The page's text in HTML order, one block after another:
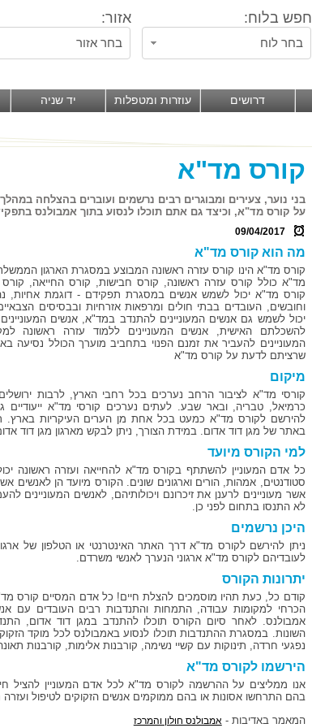
חפש בלוח: אזור:
בחר לוח בחר אזור
דרושים עוזרות ומטפלות יד שניה
קורס מד"א
בני נוער, צעירים ומבוגרים רבים נרשמים ועוברים בהצלחה
על קורס מד"א, וכיצד גם אתם תוכלו לנסוע בתוך אמבולנס
09/04/2017
מה הוא קורס מד"א
קורס מד"א הינו קורס עזרה ראשונה המבוצע במסגרת הארגון
מד"א כולל קורס עזרה ראשונה, קורס חבישות, קורס החייאה, קורס
קורס מד"א יכול לשמש אנשים במסגרת תפקידם - דוגמת אחיות,
וחובשים, העובדים בבתי חולים ומרפאות אזרחיות ובבסיסים
יכול לשמש גם אנשים המעוניינים להתנדב במד"א, אנשים
להשכלתם האישית, אנשים המעוניינים ללמוד עזרה ראשונה
המעוניינים להעביר את זמנם הפנוי בתחביב מוערך הכולל נסיעה
שרציתם לדעת על קורס מד"א
מיקום
קורסי מד"א לציבור הרחב נערכים בכל רחבי הארץ, לרבות
כרמיאל, טבריה, ובאר שבע. לעתים נערכים קורסי מד"א ייעודיים
להירשם לקורס מד"א כמעט בכל אחת מן הערים העיקריות בארץ.
באתר של מגן דוד אדום. במידת הצורך, ניתן לבקש מארגון מגן דוד
למי הקורס מיועד
כל אדם המעוניין להשתתף בקורס מד"א להחייאה ועזרה ראשונה
סטודנטים, אמהות, הורים וארגונים שונים. הקורס מיועד הן
אשר מעוניינים לרענן את זיכרונם ויכולותיהם, לאנשים
לא התנסו בתחום לפני כן.
היכן נרשמים
ניתן להירשם לקורס מד"א דרך האתר האינטרנטי או הטלפון של
לעובדיהם לקורס מד"א ארגוני הנערך לאנשי משרדם.
יתרונות הקורס
קודם כל, כעת תהיו מוסמכים להצלת חיים! כל אדם המסיים קורס
הכרחי למקומות עבודה, התמחות והתנדבות רבים העובדים עם
אמבולנס. לאחר סיום הקורס תוכלו להתנדב במגן דוד אדום,
השונות. במסגרת ההתנדבות תוכלו לנסוע באמבולנס לכל מוקד
נפגעי חרדה, תינוקות עם קשיי נשימה, קורבנות אלימות, קורבנות
הירשמו לקורס מד"א
אנו ממליצים על ההרשמה לקורס מד"א לכל אדם המעוניין להציל
בהם התרחשו אסונות או בהם ממוקמים אנשים הזקוקים לטיפול ועזרה
המאמר באדיבות -אמבולנס חולון והמרכז